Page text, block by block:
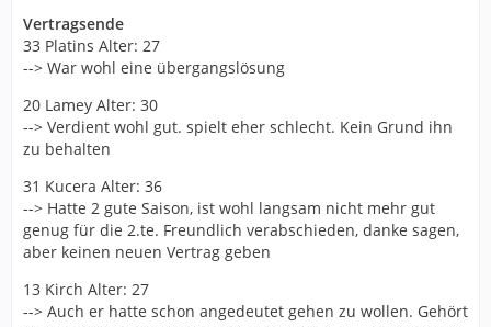
Vertragsende
33 Platins Alter: 27
--> War wohl eine übergangslösung
20 Lamey Alter: 30
--> Verdient wohl gut. spielt eher schlecht. Kein Grund ihn
zu behalten
31 Kucera Alter: 36
--> Hatte 2 gute Saison, ist wohl langsam nicht mehr gut
genug für die 2.te. Freundlich verabschieden, danke sagen,
aber keinen neuen Vertrag geben
13 Kirch Alter: 27
--> Auch er hatte schon angedeutet gehen zu wollen. Gehört